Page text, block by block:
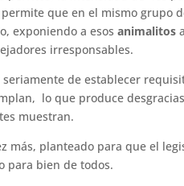
que en el mismo grupo
exponiendo a esosanimalitos
irresponsables.
seriamente de establecer
lo que produce
muestran.
más, planteado para que el
para bien de todos.